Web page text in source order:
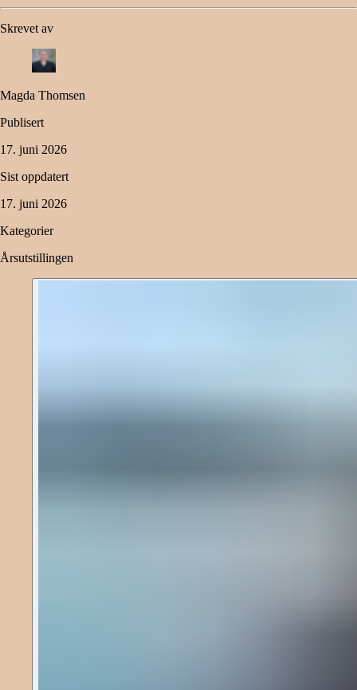
Skrevet av
Magda Thomsen
Publisert
17. juni 2026
Sist oppdatert
17. juni 2026
Kategorier
Årsutstillingen